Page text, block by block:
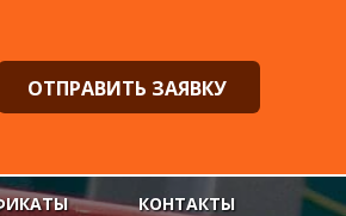
ОТПРАВИТЬ ЗАЯВКУ
КОНТАКТЫ